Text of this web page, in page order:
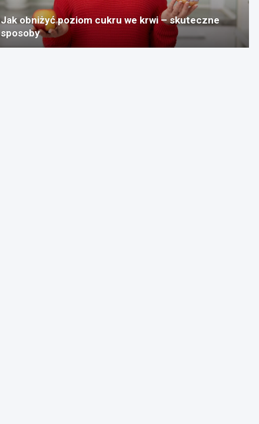
Jak obniżyć poziom cukru we krwi – skuteczne
sposoby